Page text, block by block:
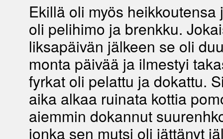
Ekillä oli myös heikkoutensa
oli pelihimo ja brenkku.
liksapäivän jälkeen se oli
monta päivää ja ilmestyi
fyrkat oli pelattu ja dokattu.
aika alkaa ruinata kottia
aiemmin dokannut
jonka sen mutsi oli jättänyt